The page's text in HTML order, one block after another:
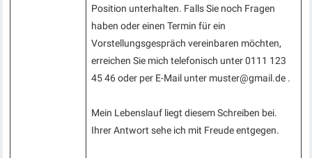
Position unterhalten. Falls Sie noch Fragen
haben oder einen Termin für ein
Vorstellungsgespräch vereinbaren möchten,
erreichen Sie mich telefonisch unter 0111 123
45 46 oder per E-Mail unter muster@gmail.de .
Mein Lebenslauf liegt diesem Schreiben bei.
Ihrer Antwort sehe ich mit Freude entgegen.